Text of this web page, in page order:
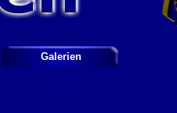
Galerien